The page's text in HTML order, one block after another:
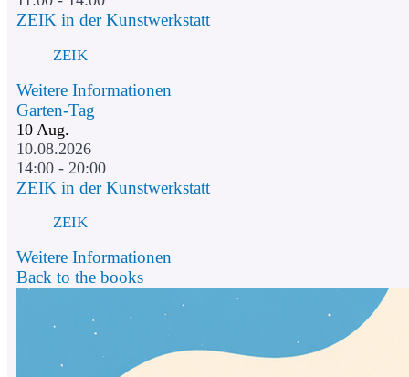
ZEIK in der Kunstwerkstatt
ZEIK
Weitere Informationen
Garten-Tag
10 Aug.
10.08.2026
14:00 - 20:00
ZEIK in der Kunstwerkstatt
ZEIK
Weitere Informationen
Back to the books